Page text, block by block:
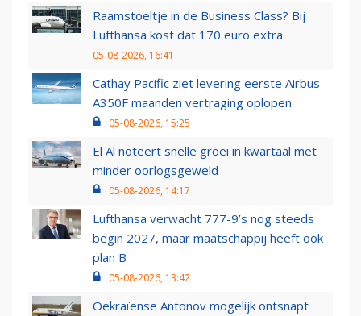
Raamstoeltje in de Business Class? Bij
Lufthansa kost dat 170 euro extra
05-08-2026, 16:41
Cathay Pacific ziet levering eerste Airbus
A350F maanden vertraging oplopen
05-08-2026, 15:25
El Al noteert snelle groei in kwartaal met
minder oorlogsgeweld
05-08-2026, 14:17
Lufthansa verwacht 777-9’s nog steeds
begin 2027, maar maatschappij heeft ook
plan B
05-08-2026, 13:42
Oekraïense Antonov mogelijk ontsnapt